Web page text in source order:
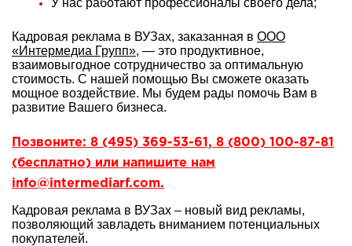
Кадровая реклама в ВУЗах, заказанная в ООО
«Интермедиа Групп», — это продуктивное,
взаимовыгодное сотрудничество за оптимальную
стоимость. С нашей помощью Вы сможете оказать
мощное воздействие. Мы будем рады помочь Вам в
развитие Вашего бизнеса.
Позвоните: 8 (495) 369-53-61, 8 (800) 100-87-81
(бесплатно) или напишите нам
info@intermediarf.com.
Кадровая реклама в ВУЗах – новый вид рекламы,
позволяющий завладеть вниманием потенциальных
покупателей.